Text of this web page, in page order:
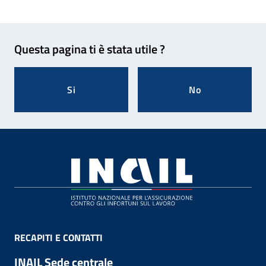
Questa pagina ti è stata utile ?
Si No
RECAPITI E CONTATTI